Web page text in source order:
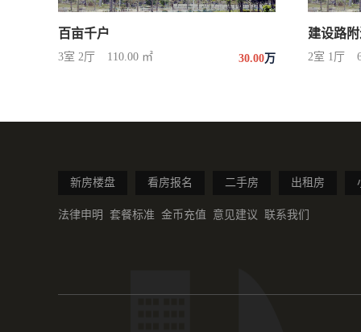
百亩千户
3室 2厅 110.00 ㎡ 30.00万
建设路
2室 1厅
新房楼盘 看房报名 二手房 出租房
法律申明 套餐标准 金币充值 意见建议 联系我们